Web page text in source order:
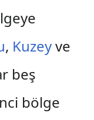
, Kuzeyve
beş
bölge